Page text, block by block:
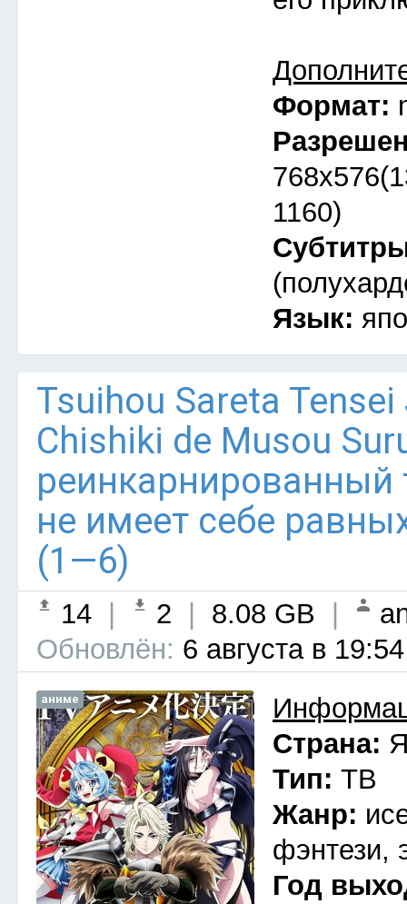
Формат:
1160)
Язык:
Tsuihou Sareta
Chishiki de Musou
не имеет себе
(1—6)
14 2 8.08 GB
Обновлён: 6 августа в 19:54
аниме
Страна:
Тип: ТВ
Жанр:
фэнтези,
Год